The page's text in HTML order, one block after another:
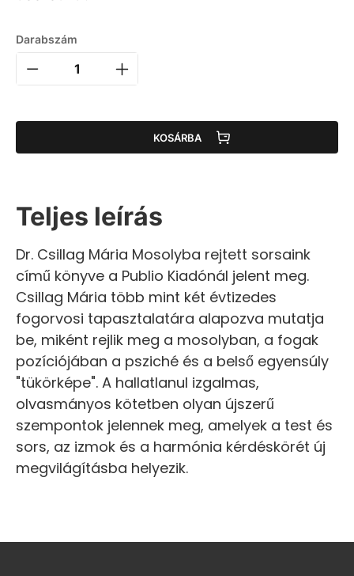
Darabszám
KOSÁRBA
Teljes leírás
Dr. Csillag Mária Mosolyba rejtett sorsaink
című könyve a Publio Kiadónál jelent meg.
Csillag Mária több mint két évtizedes
fogorvosi tapasztalatára alapozva mutatja
be, miként rejlik meg a mosolyban, a fogak
pozíciójában a psziché és a belső egyensúly
"tükörképe". A hallatlanul izgalmas,
olvasmányos kötetben olyan újszerű
szempontok jelennek meg, amelyek a test és
sors, az izmok és a harmónia kérdéskörét új
megvilágításba helyezik.